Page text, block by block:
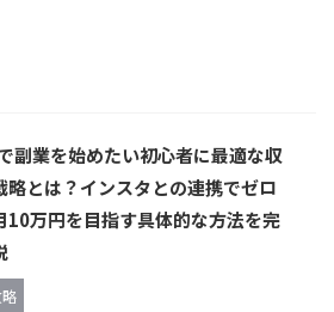
副業を始めたい初心者に最適な収
略とは？インスタとの連携でゼロ
10万円を目指す具体的な方法を完